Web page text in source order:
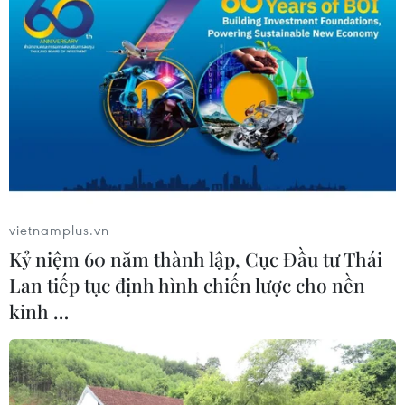
#Sơ tán #Giải cứu người dân Haiti
Theo dõi VietnamPlus
TIN LIÊN QUAN
vietnamplus.vn
Kỷ niệm 60 năm thành lập, Cục Đầu tư Thái
Lan tiếp tục định hình chiến lược cho nền
kinh …